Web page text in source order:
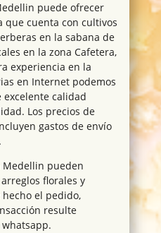
puede ofrecer
que cuenta con cultivos
en la sabana de
en la zona Cafetera,
experiencia en la
en Internet podemos
calidad
Los precios de
gastos de envío
Medellin pueden
florales y
el pedido,
resulte